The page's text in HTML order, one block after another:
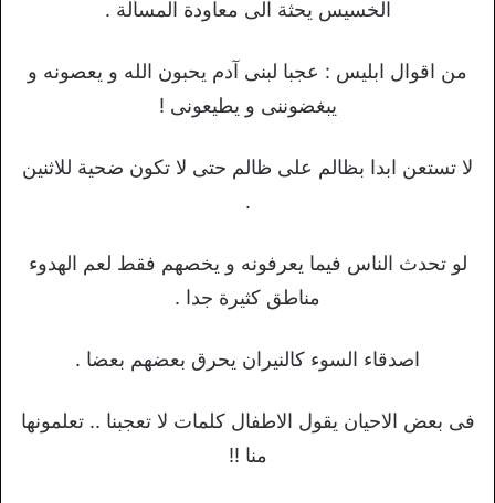
الخسيس يحثة الى معاودة المسألة .
من اقوال ابليس : عجبا لبنى آدم يحبون الله و يعصونه و
يبغضوننى و يطيعونى !
لا تستعن ابدا بظالم على ظالم حتى لا تكون ضحية للاثنين
.
لو تحدث الناس فيما يعرفونه و يخصهم فقط لعم الهدوء
مناطق كثيرة جدا .
اصدقاء السوء كالنيران يحرق بعضهم بعضا .
فى بعض الاحيان يقول الاطفال كلمات لا تعجبنا .. تعلمونها
منا !!